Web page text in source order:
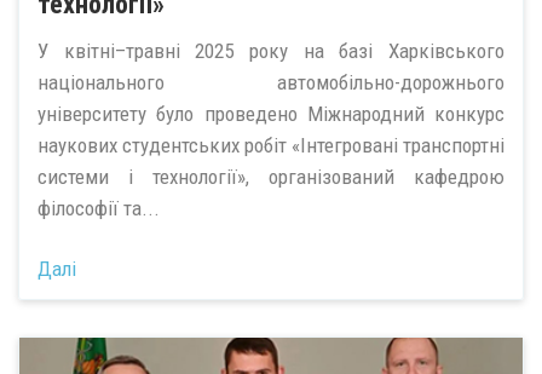
У квітні–травні 2025 року на базі Харківського
національного автомобільно-дорожнього
університету було проведено Міжнародний конкурс
наукових студентських робіт «Інтегровані транспортні
системи і технології», організований кафедрою
філософії та...
Далі